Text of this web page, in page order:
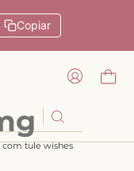
Copiar
tule wishes